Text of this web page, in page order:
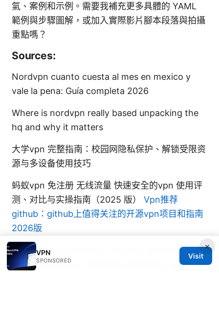
氣、案例和示例。需要我補充更多具體的 YAML
範例與步驟圖解，或加入實際影片腳本段落與拍攝
重點嗎？
Sources:
Nordvpn cuanto cuesta al mes en mexico y
vale la pena: Guía completa 2026
Where is nordvpn really based unpacking the
hq and why it matters
大学vpn 完整指南：校园网隐私保护、解锁受限资
源与多设备使用技巧
蚂蚁vpn 免注册 无线流量 快速安全的vpn 使用评
测、对比与实操指南（2025 版） Vpn推荐
github：github上值得关注的开源vpn项目和指南
2026版
What is windscribe vpn used for and how it
protects privacy, unblocks streaming, secures
×
VPN
SPONSORED
Visit